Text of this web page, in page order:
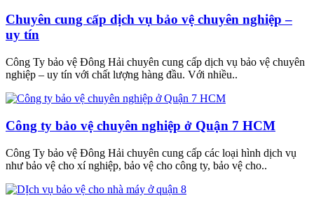
Chuyên cung cấp dịch vụ bảo vệ chuyên nghiệp –
uy tín
Công Ty bảo vệ Đông Hải chuyên cung cấp dịch vụ bảo vệ chuyên
nghiệp – uy tín với chất lượng hàng đầu. Với nhiều..
Công ty bảo vệ chuyên nghiệp ở Quận 7 HCM
Công Ty bảo vệ Đông Hải chuyên cung cấp các loại hình dịch vụ
như bảo vệ cho xí nghiệp, bảo vệ cho công ty, bảo vệ cho..